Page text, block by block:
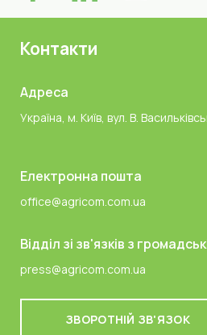
Контакти
Адреса
Україна, м. Київ, вул. В.
Електронна пошта
office@agricom.com.ua
Відділ зі зв'язків з
press@agricom.com.ua
ЗВОРОТНІЙ ЗВ'ЯЗОК